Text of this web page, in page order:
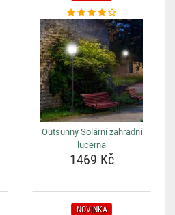
Outsunny Solární zahradní
lucerna
1469 Kč
NOVINKA